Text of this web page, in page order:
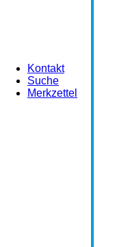
Kontakt
Suche
Merkzettel